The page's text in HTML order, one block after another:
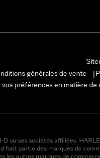
générales de vente
vos préférences en matière de
ou ses sociétés affiliées.
font partie des marques de
les autres marques de